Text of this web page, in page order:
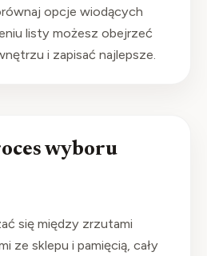
opcje wiodących
listy możesz obejrzeć
i zapisać najlepsze.
wyboru
się między zrzutami
ze sklepu i pamięcią, cały